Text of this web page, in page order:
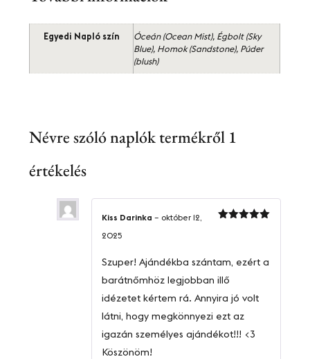
Egyedi Napló szín
Óceán (Ocean Mist), Égbolt (Sky
Blue), Homok (Sandstone), Púder
(blush)
Névre szóló naplóktermékről 1
értékelés
Kiss Darinka– október 12,
2025
Szuper! Ajándékba szántam, ezért a
barátnőmhöz legjobban illő
idézetet kértem rá. Annyira jó volt
látni, hogy megkönnyezi ezt az
igazán személyes ajándékot!!! <3
Köszönöm!